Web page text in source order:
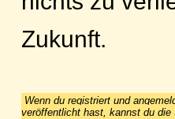
Zukunft.
Wenn du registriert und
veröffentlicht hast, kannst du die